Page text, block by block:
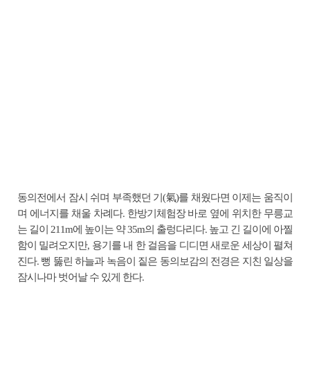
동의전에서 잠시 쉬며 부족했던 기(氣)를 채웠다면 이제는 움직이
며 에너지를 채울 차례다. 한방기체험장 바로 옆에 위치한 무릉교
는 길이 211m에 높이는 약 35m의 출렁다리다. 높고 긴 길이에 아찔
함이 밀려오지만, 용기를 내 한 걸음을 디디면 새로운 세상이 펼쳐
진다. 뻥 뚫린 하늘과 녹음이 짙은 동의보감의 전경은 지친 일상을
잠시나마 벗어날 수 있게 한다.